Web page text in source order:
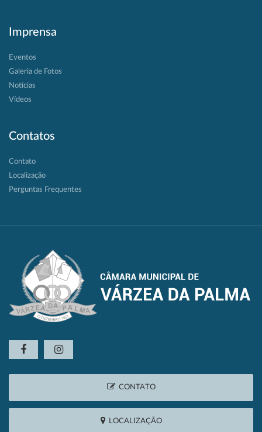
Imprensa
Eventos
Galeria de Fotos
Notícias
Vídeos
Contatos
Contato
Localização
Perguntas Frequentes
CONTATO
LOCALIZAÇÃO